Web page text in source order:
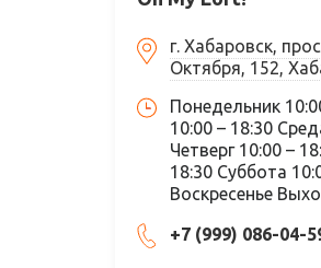
г. Хабаровск,
Октября, 152,
Понедельник
10:00 – 18:30
Четверг 10:00 –
18:30 Суббота
Воскресенье
+7 (999) 086-04-